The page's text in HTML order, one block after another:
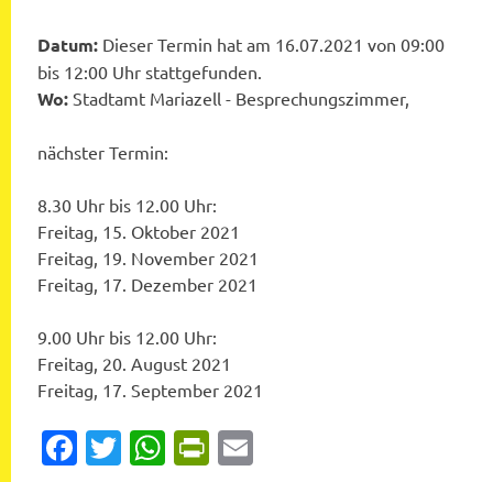
Datum: Dieser Termin hat am 16.07.2021 von 09:00
bis 12:00 Uhr stattgefunden.
Wo: Stadtamt Mariazell - Besprechungszimmer,
nächster Termin:
8.30 Uhr bis 12.00 Uhr:
Freitag, 15. Oktober 2021
Freitag, 19. November 2021
Freitag, 17. Dezember 2021
9.00 Uhr bis 12.00 Uhr:
Freitag, 20. August 2021
Freitag, 17. September 2021
Facebook
Twitter
WhatsApp
PrintFriendly